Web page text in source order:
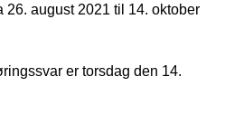
august 2021 til 14. oktober
er torsdag den 14.